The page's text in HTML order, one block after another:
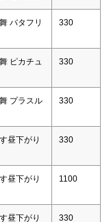
バタフリ
330
ピカチュ
330
プラスル
330
昼下がり
330
昼下がり
1100
昼下がり
330